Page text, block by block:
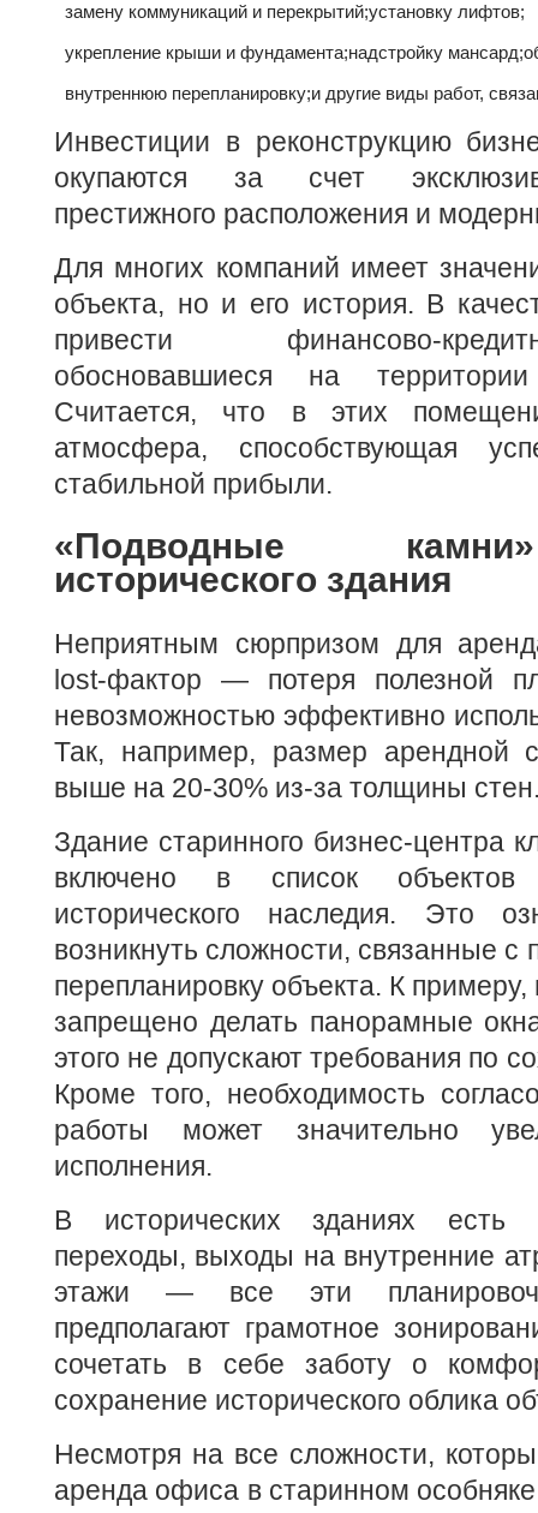
замену коммуникаций и перекрытий;установку лифтов;
укрепление крыши и фундамента;надстройку мансард;
внутреннюю перепланировку;и другие виды работ,
Инвестиции в реконструкцию
окупаются за счет
престижного расположения и
Для многих компаний имеет
объекта, но и его история. В
привести финансово-
обосновавшиеся на
Считается, что в этих
атмосфера, способствующая
стабильной прибыли.
«Подводные
исторического здания
Неприятным сюрпризом для
lost-фактор — потеря полезной
невозможностью эффективно
Так, например, размер арендной
выше на 20-30% из-за толщины
Здание старинного бизнес-центра
включено в список объектов
исторического наследия. Это
возникнуть сложности, связанные
перепланировку объекта. К
запрещено делать панорамные
этого не допускают требования по
Кроме того, необходимость
работы может значительно
исполнения.
В исторических зданиях есть
переходы, выходы на внутренние
этажи — все эти
предполагают грамотное
сочетать в себе заботу о
сохранение исторического облика
Несмотря на все сложности,
аренда офиса в старинном